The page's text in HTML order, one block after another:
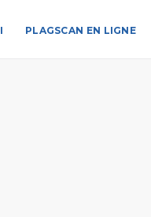
PLAGSCAN EN LIGNE